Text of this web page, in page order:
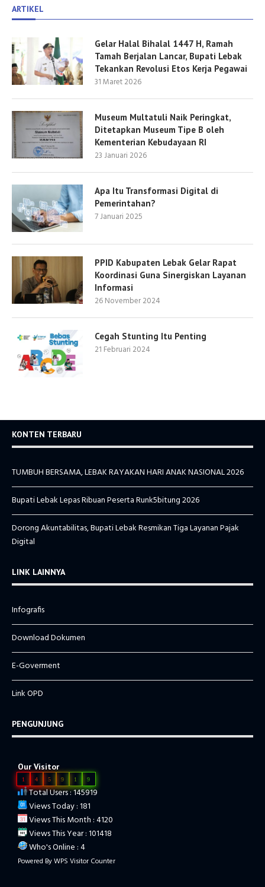
ARTIKEL
Gelar Halal Bihalal 1447 H, Ramah
Tamah Berjalan Lancar, Bupati Lebak
Tekankan Revolusi Etos Kerja Pegawai
31 Maret 2026
Museum Multatuli Naik Peringkat,
Ditetapkan Museum Tipe B oleh
Kementerian Kebudayaan RI
23 Januari 2026
Apa Itu Transformasi Digital di
Pemerintahan?
7 Januari 2025
PPID Kabupaten Lebak Gelar Rapat
Koordinasi Guna Sinergiskan Layanan
Informasi
26 November 2024
Cegah Stunting Itu Penting
21 Februari 2024
KONTEN TERBARU
TUMBUH BERSAMA, LEBAK RAYAKAN HARI ANAK NASIONAL 2026
Bupati Lebak Lepas Ribuan Peserta Runk5bitung 2026
Dorong Akuntabilitas, Bupati Lebak Resmikan Tiga Layanan Pajak
Digital
LINK LAINNYA
Infografis
Download Dokumen
E-Goverment
Link OPD
PENGUNJUNG
Our Visitor
1 4 5 9 1 9
Total Users : 145919
Views Today : 181
Views This Month : 4120
Views This Year : 101418
Who's Online : 4
Powered ByWPS Visitor Counter